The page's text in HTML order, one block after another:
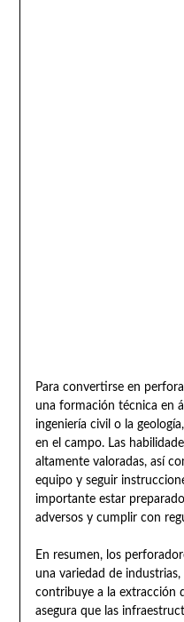
Para convertirse en
una formación técnica en
ingeniería civil o la
en el campo. Las
altamente valoradas, así
equipo y seguir
importante estar
adversos y cumplir con
En resumen, los
una variedad de
contribuye a la extracción
asegura que las